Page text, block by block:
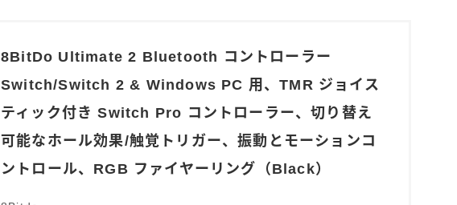
8BitDo Ultimate 2 Bluetooth コントローラー
Switch/Switch 2 & Windows PC 用、TMR ジョイス
ティック付き Switch Pro コントローラー、切り替え
可能なホール効果/触覚トリガー、振動とモーションコ
ントロール、RGB ファイヤーリング（Black）